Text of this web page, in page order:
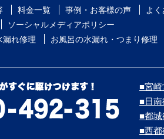
料金一覧 事例・お客様の声 よ
ソーシャルメディアポリシー
漏れ修理 お風呂の水漏れ・つまり修理
■宮崎
■日南
■都城
■西都